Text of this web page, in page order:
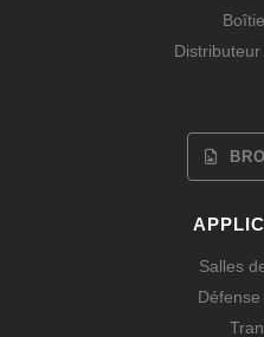
Distributeur
Salles